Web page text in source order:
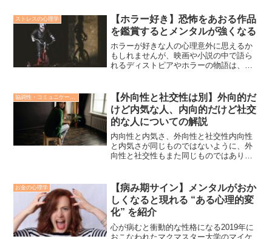
traits）」とまとめて呼ばれて...
ストレスの心理学
【ホラー好き】恐怖をあおる作品
を鑑賞するとメンタルが強くなる
ホラーが好きな人の心理意外に思えるか
もしれませんが、映画や小説の中で語ら
れるディストピアやホラーの物語は、多
疑似的な恐怖を体験することで、私たち
は本当の恐怖と戦う準備を...
協調性・コミュニケーション・人間関係の心理学
【外向性と社交性は別】外向的だ
けど内気な人、内向的だけど社交
的な人についての解説
内向性と内気さ、外向性と社交性内向性
と内気さが同じものではないように、外
向性と社交性もまた同じものではありま
ますが、これらはまったく別々の特性で
あり、それぞれに独立した...
お金の心理学
【病み期サイン】メンタルがおか
しくなると現れる “ある心理的変
化” を紹介
心が病むと衝動的な性格になる2019年に
おこなわれたマクマスター大学のマイケ